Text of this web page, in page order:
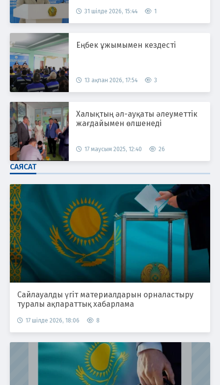
31 шілде 2026, 15:44 1
Еңбек ұжымымен кездесті
13 ақпан 2026, 17:54 3
Халықтың әл-ауқаты әлеуметтік
жағдайымен өлшенеді
17 маусым 2025, 12:40 26
САЯСАТ
Сайлауалды үгіт материалдарын орналастыру
туралы ақпараттық хабарлама
17 шілде 2026, 18:06 8